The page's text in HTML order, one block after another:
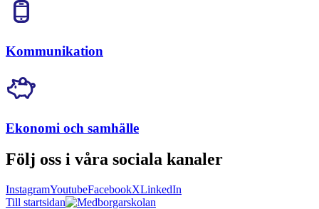
Kommunikation
Ekonomi och samhälle
Följ oss i våra sociala kanaler
InstagramYoutubeFacebookXLinkedIn
Till startsidan